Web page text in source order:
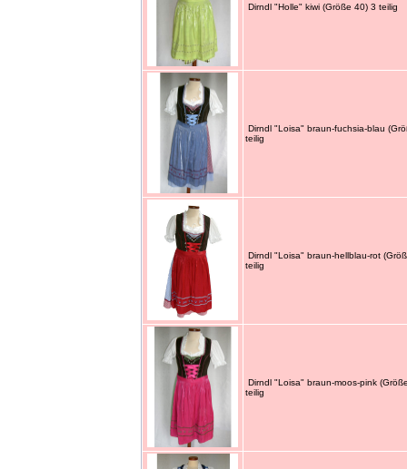
Dirndl "Holle" kiwi (Größe 40) 3 teilig
Dirndl "Loisa" braun-fuchsia-blau
teilig
Dirndl "Loisa" braun-hellblau-rot
teilig
Dirndl "Loisa" braun-moos-pink
teilig